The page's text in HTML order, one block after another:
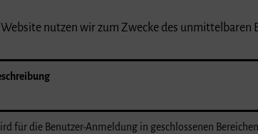
Website nutzen wir zum Zwecke des unmittelbaren
für die Benutzer-Anmeldung in geschlossenen